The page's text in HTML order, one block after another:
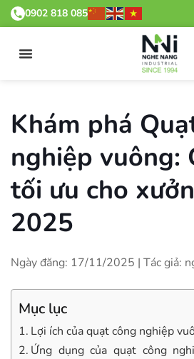
0902 818 085
Khám phá
nghiệp vuông:
tối ưu cho
2025
Ngày đăng: 17/11/2025 | Tác giả:
Mục lục
Lợi ích của quạt công nghiệp
Ứng dụng của quạt công